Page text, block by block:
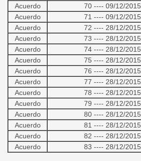
Acuerdo
70 ---- 09/12/2015
Acuerdo
71 ---- 09/12/2015
Acuerdo
72 ---- 28/12/2015
Acuerdo
73 ---- 28/12/2015
Acuerdo
74 ---- 28/12/2015
Acuerdo
75 ---- 28/12/2015
Acuerdo
76 ---- 28/12/2015
Acuerdo
77 ---- 28/12/2015
Acuerdo
78 ---- 28/12/2015
Acuerdo
79 ---- 28/12/2015
Acuerdo
80 ---- 28/12/2015
Acuerdo
81 ---- 28/12/2015
Acuerdo
82 ---- 28/12/2015
Acuerdo
83 ---- 28/12/2015